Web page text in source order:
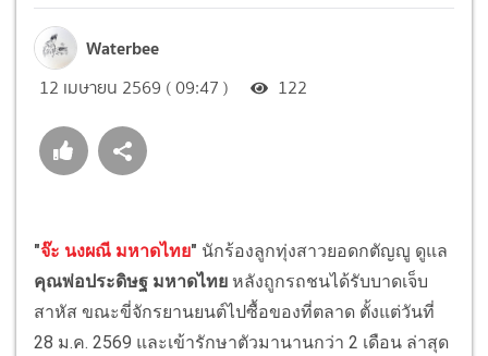
Waterbee
12 เมษายน 2569 ( 09:47 ) 122
"จ๊ะ นงผณี มหาดไทย" นักร้องลูกทุ่งสาวยอดกตัญญู ดูแล
คุณพ่อประดิษฐ มหาดไทย หลังถูกรถชนได้รับบาดเจ็บ
สาหัส ขณะขี่จักรยานยนต์ไปซื้อของที่ตลาด ตั้งแต่วันที่
28 ม.ค. 2569 และเข้ารักษาตัวมานานกว่า 2 เดือน ล่าสุด